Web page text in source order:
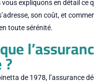
expliquons en détail ce
son coût, et
toute sérénité.
de 1978, l’assurance